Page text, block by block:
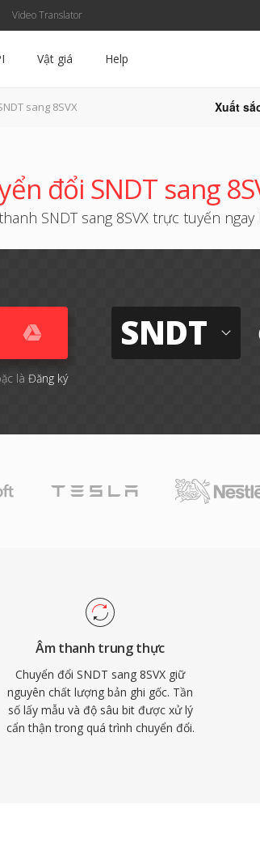
Video Translator
Vật giá Help
sang 8SVX Xuất
đổi SNDT sang
SNDT sang 8SVX trực tuyến
là Đăng ký
SNDT
Âm thanh trung thực
Chuyển đổi SNDT sang 8SVX giữ
nguyên chất lượng bản ghi gốc. Tần
số lấy mẫu và độ sâu bit được xử lý
cẩn thận trong quá trình chuyển đổi.